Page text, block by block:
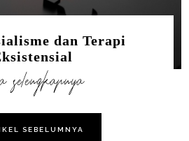
dan Terapi
selengkapnya
SEBELUMNYA